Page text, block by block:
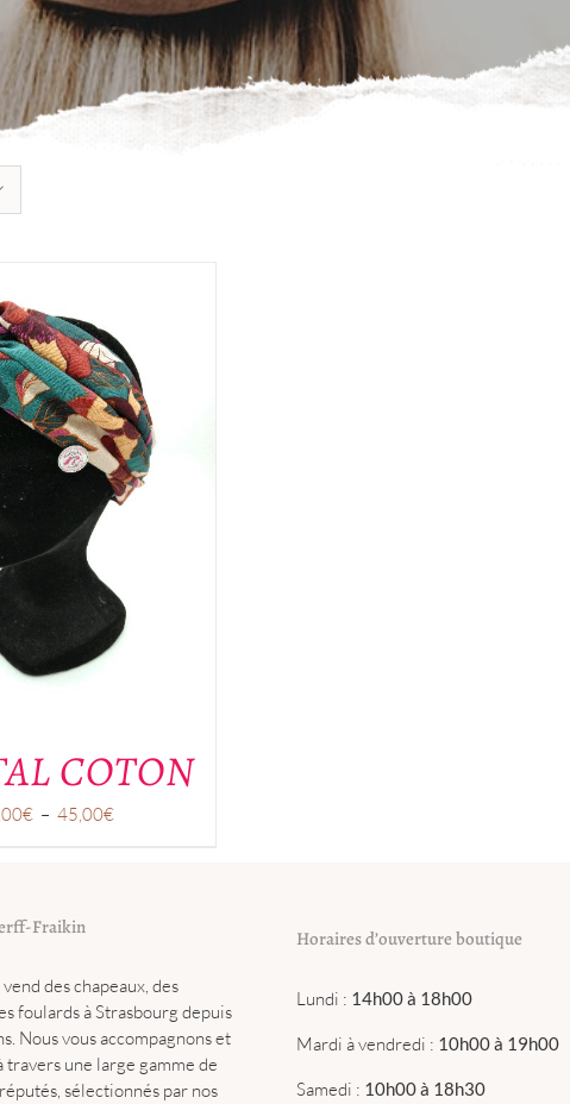
COTON
€ – 45,00€Plage
Fraikin
des chapeaux, des
foulards à Strasbourg depuis
Nous vous accompagnons et
travers une large gamme de
sélectionnés par nos
Horaires d’ouverture boutique
Lundi : 14h00 à 18h00
Mardi à vendredi : 10h00 à 19h00
Samedi : 10h00 à 18h30